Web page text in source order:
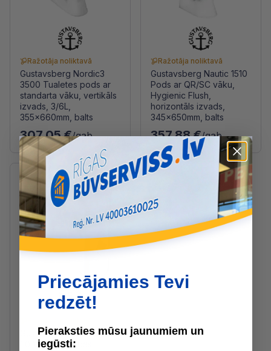
Ražotāja noliktavā
Gustavsberg Nordic3
3500 Tualetes pods ar
standarta vāku, vertikāls
izvads, 3/6L,
355x660mm, balts
307.05 €/gab
Ražotāja noliktavā
Gustavsberg Nautic 1510
Pods ar QR/SC vāku,
Hygienic Flush,
horizontāls izvads,
345x650mm, balts
357.88 €/gab
Gustavsberg Sensoric
1.0 Vannas istabas
Priecājamies Tevi
redzēt!
Pieraksties mūsu jaunumiem un
iegūsti: